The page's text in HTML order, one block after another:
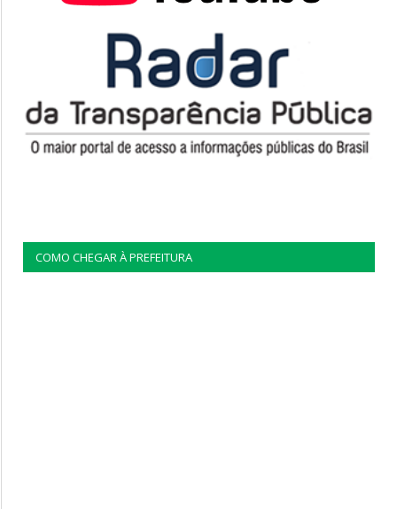
COMO CHEGAR À PREFEITURA